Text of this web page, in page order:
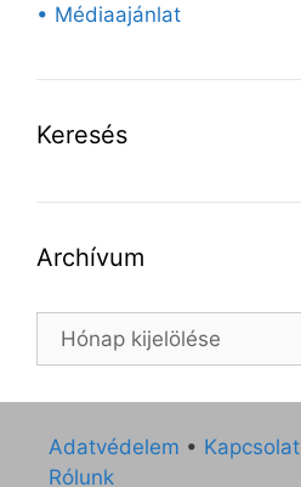
• Médiaajánlat
Keresés
Archívum
Archívum
Adatvédelem • Kapcsolat
Rólunk